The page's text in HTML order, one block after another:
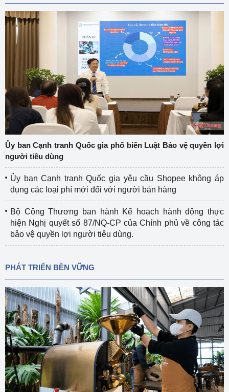
Ủy ban Cạnh tranh Quốc gia phổ biến Luật Bảo vệ quyền lợi
người tiêu dùng
Ủy ban Cạnh tranh Quốc gia yêu cầu Shopee không áp
dụng các loại phí mới đối với người bán hàng
Bộ Công Thương ban hành Kế hoạch hành động thực
hiện Nghị quyết số 87/NQ-CP của Chính phủ về công tác
bảo vệ quyền lợi người tiêu dùng.
PHÁT TRIỂN BỀN VỮNG